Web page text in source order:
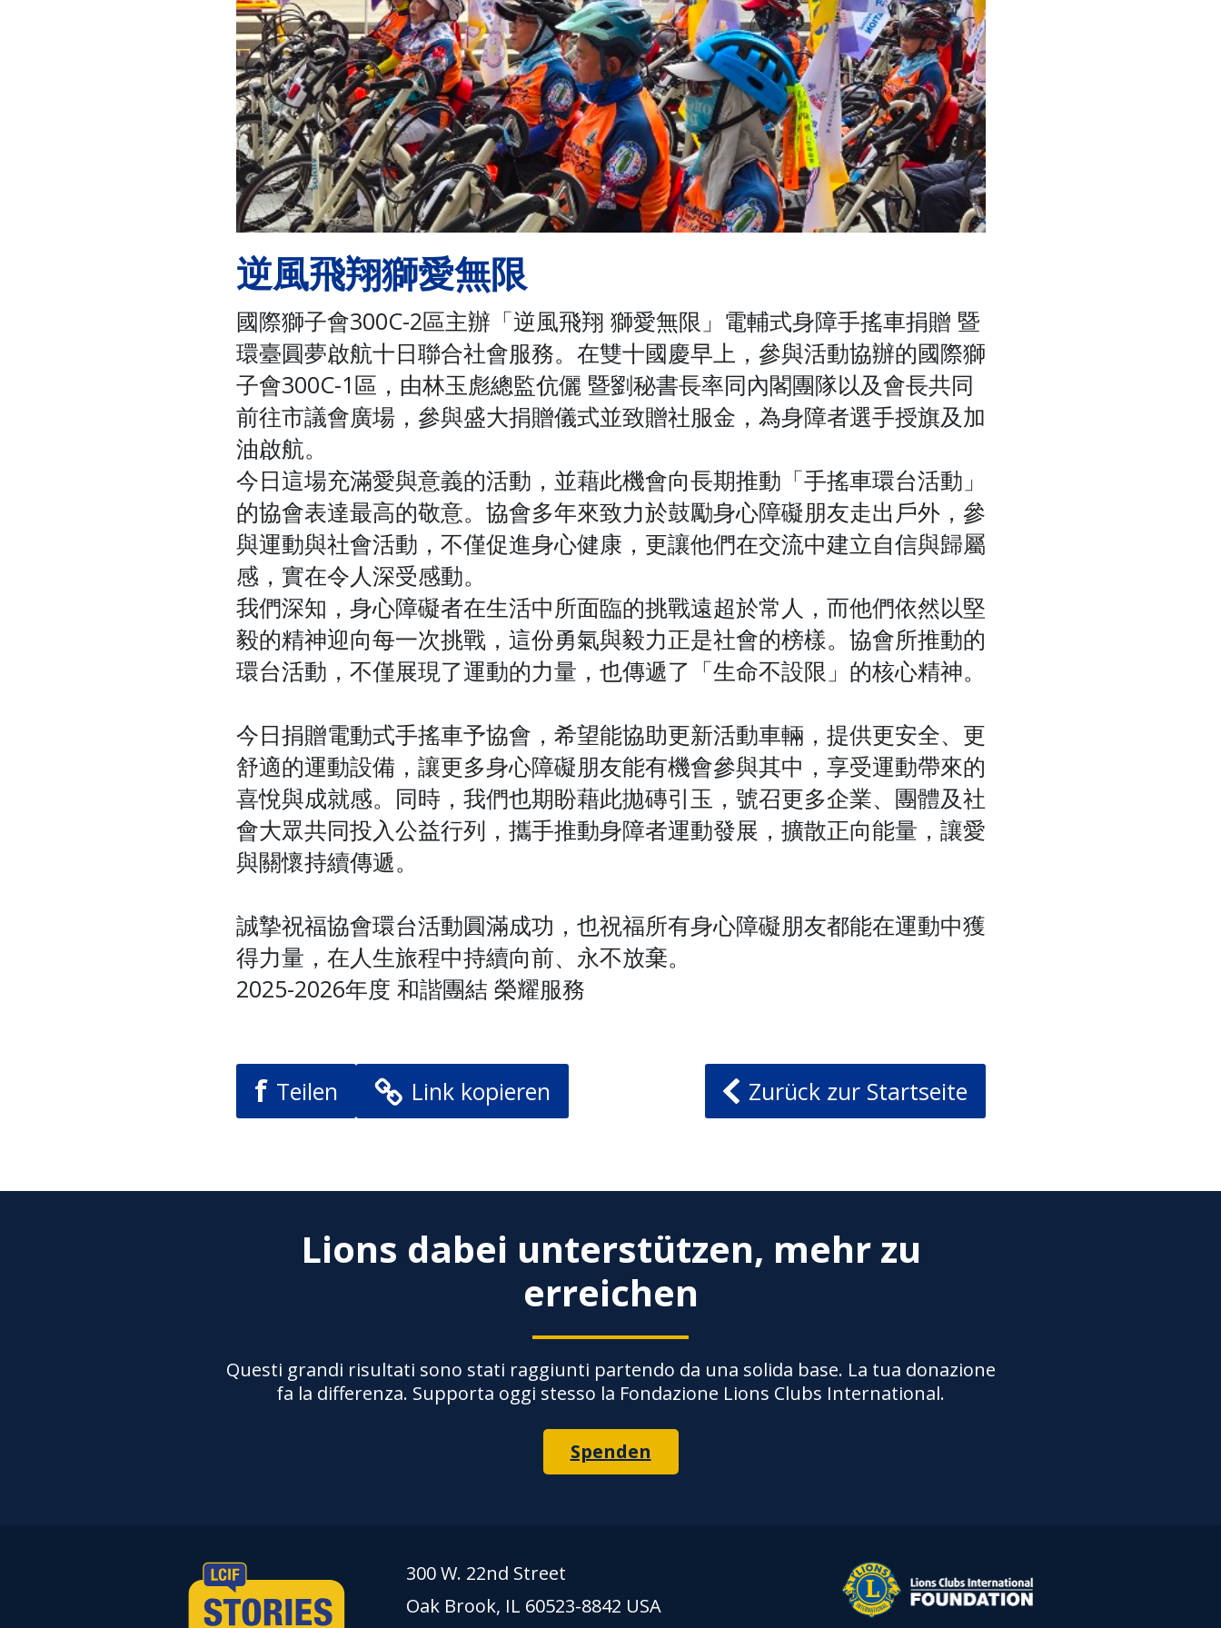
逆風飛翔獅愛無限
國際獅子會300C-2區主辦「逆風飛翔 獅愛無限」電輔式身障手搖車捐贈 暨
環臺圓夢啟航十日聯合社會服務。在雙十國慶早上，參與活動協辦的國際獅
子會300C-1區，由林玉彪總監伉儷 暨劉秘書長率同內閣團隊以及會長共同
前往市議會廣場，參與盛大捐贈儀式並致贈社服金，為身障者選手授旗及加
油啟航。
今日這場充滿愛與意義的活動，並藉此機會向長期推動「手搖車環台活動」
的協會表達最高的敬意。協會多年來致力於鼓勵身心障礙朋友走出戶外，參
與運動與社會活動，不僅促進身心健康，更讓他們在交流中建立自信與歸屬
感，實在令人深受感動。
我們深知，身心障礙者在生活中所面臨的挑戰遠超於常人，而他們依然以堅
毅的精神迎向每一次挑戰，這份勇氣與毅力正是社會的榜樣。協會所推動的
環台活動，不僅展現了運動的力量，也傳遞了「生命不設限」的核心精神。
今日捐贈電動式手搖車予協會，希望能協助更新活動車輛，提供更安全、更
舒適的運動設備，讓更多身心障礙朋友能有機會參與其中，享受運動帶來的
喜悅與成就感。同時，我們也期盼藉此拋磚引玉，號召更多企業、團體及社
會大眾共同投入公益行列，攜手推動身障者運動發展，擴散正向能量，讓愛
與關懷持續傳遞。
誠摯祝福協會環台活動圓滿成功，也祝福所有身心障礙朋友都能在運動中獲
得力量，在人生旅程中持續向前、永不放棄。
2025-2026年度 和諧團結 榮耀服務
f Teilen Link kopieren Zurück zur Startseite
Lions dabei unterstützen, mehr zu
erreichen
Questi grandi risultati sono stati raggiunti partendo da una solida base. La tua donazione
fa la differenza. Supporta oggi stesso la Fondazione Lions Clubs International.
Spenden
300 W. 22nd Street
Oak Brook, IL 60523-8842 USA